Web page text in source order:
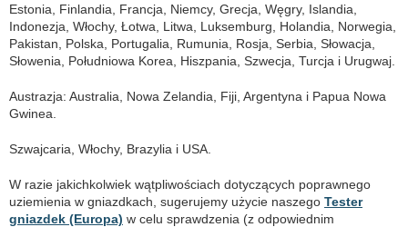
Estonia, Finlandia, Francja, Niemcy, Grecja, Węgry, Islandia,
Indonezja, Włochy, Łotwa, Litwa, Luksemburg, Holandia, Norwegia,
Pakistan, Polska, Portugalia, Rumunia, Rosja, Serbia, Słowacja,
Słowenia, Południowa Korea, Hiszpania, Szwecja, Turcja i Urugwaj.
Austrazja: Australia, Nowa Zelandia, Fiji, Argentyna i Papua Nowa
Gwinea.
Szwajcaria, Włochy, Brazylia i USA.
W razie jakichkolwiek wątpliwościach dotyczących poprawnego
uziemienia w gniazdkach, sugerujemy użycie naszego Tester
gniazdek (Europa) w celu sprawdzenia (z odpowiednim